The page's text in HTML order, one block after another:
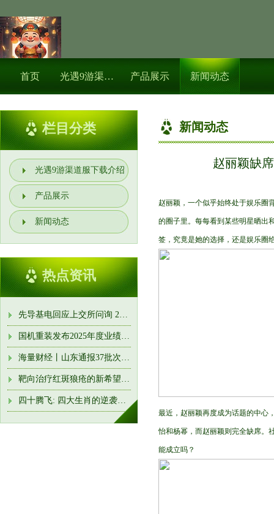
首页 光遇9游渠道服下载介绍 产品展示 新闻动态
栏目分类
光遇9游渠道服下载介绍
产品展示
新闻动态
热点资讯
先导基电回应上交所问询 20亿元收购先导微电子50.63%股权方案细
国机重装发布2025年度业绩快报, 盈利4.789亿元
海量财经丨山东通报37批次食品不合格情况 济南章丘银座广场被
靶向治疗红斑狼疮的新希望! 我们研发出了新型纳米“快递员”
四十腾飞: 四大生肖的逆袭与辉煌
新闻动态
赵丽颖缺
赵丽颖，一个似乎始终处于娱乐圈
的圈子里。每每看到某些明星晒出
签，究竟是她的选择，还是娱乐圈
最近，赵丽颖再度成为话题的中心
怡和杨幂，而赵丽颖则完全缺席。
能成立吗？